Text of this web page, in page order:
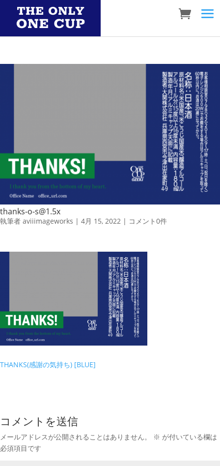
thanks-o-s@1.5x
執筆者 aviiimageworks | 4月 15, 2022 | コメント0件
THANKS(感謝の気持ち) [BLUE]
コメントを送信
メールアドレスが公開されることはありません。 ※ が付いている欄は
必須項目です